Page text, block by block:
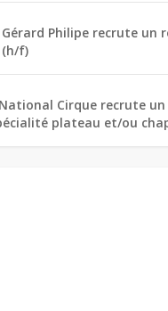
Philipe recrute un
(h/f)
Cirque recrute
plateau et/ou